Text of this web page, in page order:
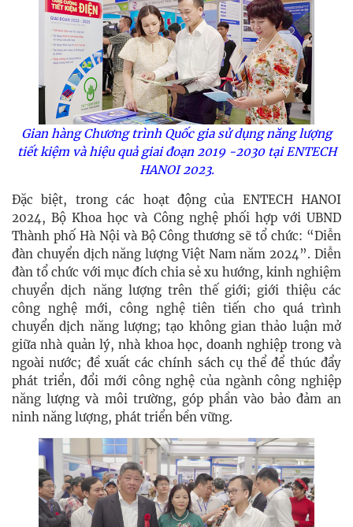
Gian hàng Chương trình Quốc gia sử dụng năng lượng
tiết kiệm và hiệu quả giai đoạn 2019 -2030 tạiENTECH
HANOI 2023.
Đặc biệt, trong các hoạt động của ENTECH HANOI
2024, Bộ Khoa học và Công nghệ phối hợp với UBND
Thành phố Hà Nội và Bộ Công thương sẽ tổ chức: “Diễn
đàn chuyển dịch năng lượng Việt Nam năm 2024”. Diễn
đàn tổ chức với mục đích chia sẻ xu hướng, kinh nghiệm
chuyển dịch năng lượng trên thế giới; giới thiệu các
công nghệ mới, công nghệ tiên tiến cho quá trình
chuyển dịch năng lượng; tạo không gian thảo luận mở
giữa nhà quản lý, nhà khoa học, doanh nghiệp trong và
ngoài nước; đề xuất các chính sách cụ thể để thúc đẩy
phát triển, đổi mới công nghệ của ngành công nghiệp
năng lượng và môi trường, góp phần vào bảo đảm an
ninh năng lượng, phát triển bền vững.​